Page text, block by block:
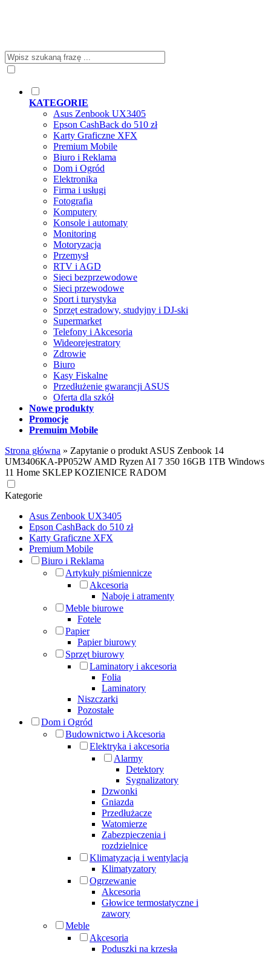
KATEGORIE
Asus Zenbook UX3405
Epson CashBack do 510 zł
Karty Graficzne XFX
Premium Mobile
Biuro i Reklama
Dom i Ogród
Elektronika
Firma i usługi
Fotografia
Komputery
Konsole i automaty
Monitoring
Motoryzacja
Przemysł
RTV i AGD
Sieci bezprzewodowe
Sieci przewodowe
Sport i turystyka
Sprzęt estradowy, studyjny i DJ-ski
Supermarket
Telefony i Akcesoria
Wideorejestratory
Zdrowie
Biuro
Kasy Fiskalne
Przedłużenie gwarancji ASUS
Oferta dla szkół
Nowe produkty
Promocje
Premuim Mobile
Strona główna » Zapytanie o produkt ASUS Zenbook 14
UM3406KA-PP052W AMD Ryzen AI 7 350 16GB 1TB Windows
11 Home SKLEP KOZIENICE RADOM
Kategorie
Asus Zenbook UX3405
Epson CashBack do 510 zł
Karty Graficzne XFX
Premium Mobile
Biuro i Reklama
Artykuły piśmiennicze
Akcesoria
Naboje i atramenty
Meble biurowe
Fotele
Papier
Papier biurowy
Sprzęt biurowy
Laminatory i akcesoria
Folia
Laminatory
Niszczarki
Pozostałe
Dom i Ogród
Budownictwo i Akcesoria
Elektryka i akcesoria
Alarmy
Detektory
Sygnalizatory
Dzwonki
Gniazda
Przedłużacze
Watomierze
Zabezpieczenia i
rozdzielnice
Klimatyzacja i wentylacja
Klimatyzatory
Ogrzewanie
Akcesoria
Głowice termostatyczne i
zawory
Meble
Akcesoria
Poduszki na krzesła